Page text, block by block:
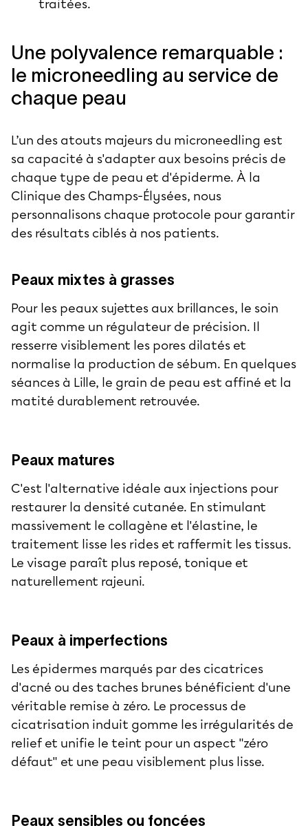
traitées.
Une polyvalence remarquable :
le microneedling au service de
chaque peau
L’un des atouts majeurs du microneedling est
sa capacité à s'adapter aux besoins précis de
chaque type de peau et d'épiderme. À la
Clinique des Champs-Élysées, nous
personnalisons chaque protocole pour garantir
des résultats ciblés à nos patients.
Peaux mixtes à grasses
Pour les peaux sujettes aux brillances, le soin
agit comme un régulateur de précision. Il
resserre visiblement les pores dilatés et
normalise la production de sébum. En quelques
séances à Lille, le grain de peau est affiné et la
matité durablement retrouvée.
Peaux matures
C'est l'alternative idéale aux injections pour
restaurer la densité cutanée. En stimulant
massivement le collagène et l'élastine, le
traitement lisse les rides et raffermit les tissus.
Le visage paraît plus reposé, tonique et
naturellement rajeuni.
Peaux à imperfections
Les épidermes marqués par des cicatrices
d'acné ou des taches brunes bénéficient d'une
véritable remise à zéro. Le processus de
cicatrisation induit gomme les irrégularités de
relief et unifie le teint pour un aspect "zéro
défaut" et une peau visiblement plus lisse.
Peaux sensibles ou foncées